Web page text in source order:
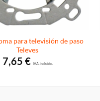
para televisión de paso
Televes
7,65 €I.V.A. incluido.